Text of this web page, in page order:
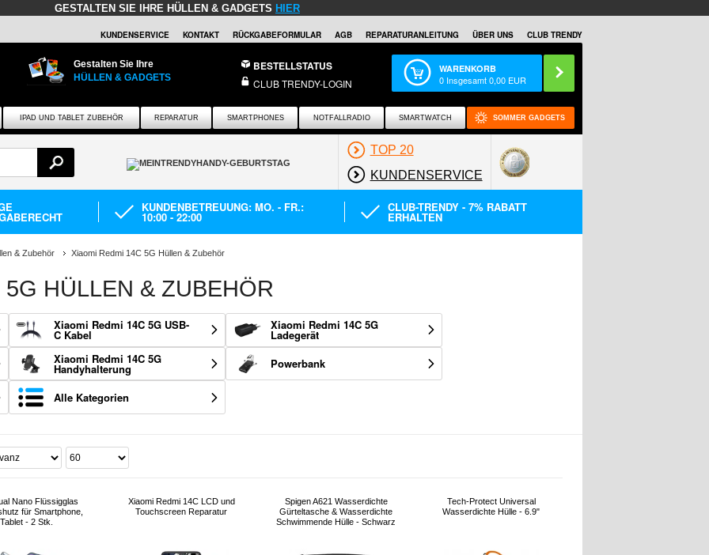
GESTALTEN SIE IHRE HÜLLEN & GADGETS HIER
KUNDENSERVICE KONTAKT RÜCKGABEFORMULAR AGB REPARATURANLEITUNG ÜBER UNS CLUB TRENDY
Gestalten Sie Ihre
HÜLLEN & GADGETS
BESTELLSTATUS
CLUB TRENDY-LOGIN
WARENKORB
0 Insgesamt0,00 EUR
IPAD UND TABLET ZUBEHÖR REPARATUR SMARTPHONES NOTFALLRADIO SMARTWATCH SOMMER GADGETS
TOP 20
KUNDENSERVICE
KUNDENBETREUUNG: MO. - FR.:
10:00 - 22:00
CLUB-TRENDY - 7% RABATT
ERHALTEN
& Zubehör Xiaomi Redmi 14C 5G Hüllen & Zubehör
HÜLLEN & ZUBEHÖR
Xiaomi Redmi 14C 5G USB-
C Kabel
Xiaomi Redmi 14C 5G
Ladegerät
Xiaomi Redmi 14C 5G
Handyhalterung Powerbank
Alle Kategorien
Nano Flüssigglas
für Smartphone,
Tablet - 2 Stk.
Xiaomi Redmi 14C LCD und
Touchscreen Reparatur
Spigen A621 Wasserdichte
Gürteltasche & Wasserdichte
Schwimmende Hülle - Schwarz
Tech-Protect Universal
Wasserdichte Hülle - 6.9"